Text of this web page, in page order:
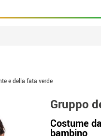
e della fata verde
Gruppo
Costume
bambino